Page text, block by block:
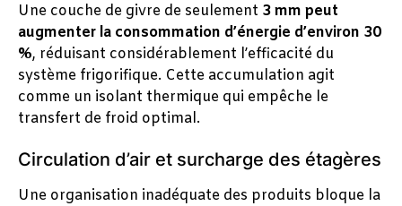
Une couche de givre de seulement 3 mm peut
augmenter la consommation d’énergie d’environ 30
%, réduisant considérablement l’efficacité du
système frigorifique. Cette accumulation agit
comme un isolant thermique qui empêche le
transfert de froid optimal.
Circulation d’air et surcharge des étagères
Une organisation inadéquate des produits bloque la